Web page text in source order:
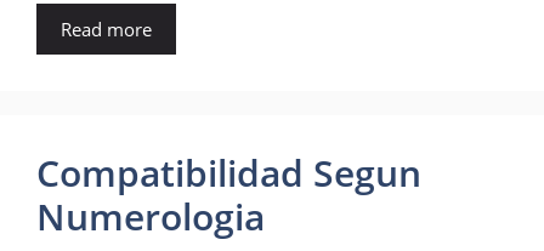
Read more
Compatibilidad Segun
Numerologia